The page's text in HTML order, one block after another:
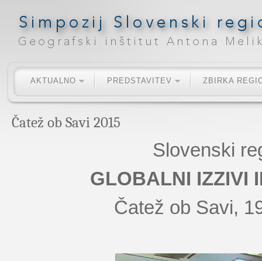
AKTUALNO PREDSTAVITEV ZBIRKA
Čatež ob Savi 2015
Slovenski
GLOBALNI IZZIVI
Čatež ob Savi,